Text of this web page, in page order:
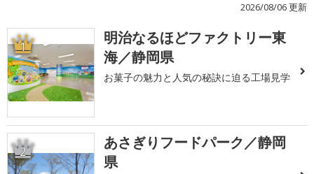
2026/08/06 更新
1
明治なるほどファクトリー東
海／静岡県
お菓子の魅力と人気の秘訣に迫る工場見学
2
あさぎりフードパーク／静岡
県